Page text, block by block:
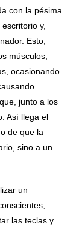
con la pésima
y,
Esto,
músculos,
ocasionando
junto a los
Así llega el
de que la
sino a un
un
las teclas y